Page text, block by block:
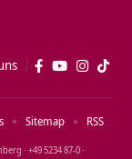
· +49 5234 87‑0 ·
Sitemap RSS